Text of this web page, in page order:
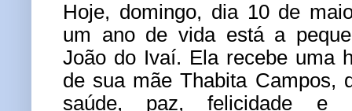
Hoje, domingo, dia 10 de
um ano de vida está a
João do Ivaí. Ela recebe uma
de sua mãeThabita Campos,
saúde, paz, felicidade e